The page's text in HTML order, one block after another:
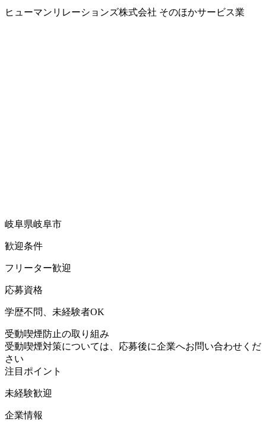
ヒューマンリレーションズ株式会社 そのほかサービス業
岐阜県岐阜市
歓迎条件
フリーター歓迎
応募資格
学歴不問、未経験者OK
受動喫煙防止の取り組み
受動喫煙対策については、応募後に企業へお問い合わせくだ
さい
注目ポイント
未経験歓迎
企業情報